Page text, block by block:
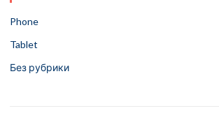
Phone
Tablet
Без рубрики